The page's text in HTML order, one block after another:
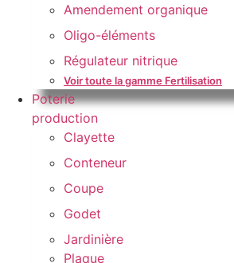
Amendement organique
Oligo-éléments
Régulateur nitrique
Voir toute la gamme Fertilisation
Poterie
production
Clayette
Conteneur
Coupe
Godet
Jardinière
Plaque